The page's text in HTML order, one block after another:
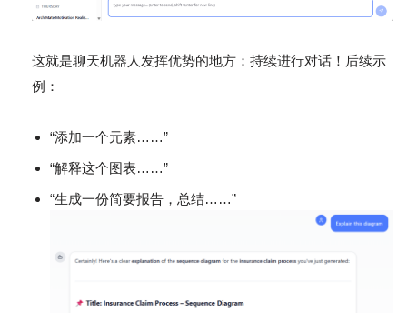
这就是聊天机器人发挥优势的地方：持续进行对话！后续示
例：
“添加一个元素……”
“解释这个图表……”
“生成一份简要报告，总结……”